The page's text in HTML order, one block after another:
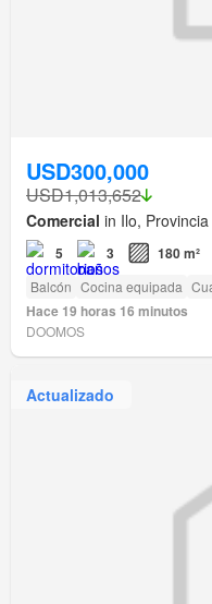
USD300,000
USD1,013,652
Comercial in Ilo,
5 3 180 m²
Balcón Cocina equipada
Hace 19 horas 16 minutos
DOOMOS
Actualizado